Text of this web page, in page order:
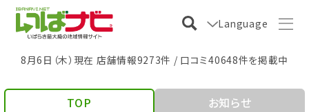
Language
8月6日（木）現在 店舗情報9273件 / 口コミ40648件を掲載中
TOP
お知らせ